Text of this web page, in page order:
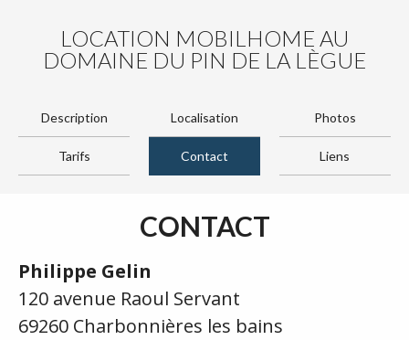
LOCATION MOBILHOME AU
DOMAINE DU PIN DE LA LÈGUE
Description Localisation Photos
Tarifs Contact Liens
CONTACT
Philippe Gelin
120 avenue Raoul Servant
69260 Charbonnières les bains